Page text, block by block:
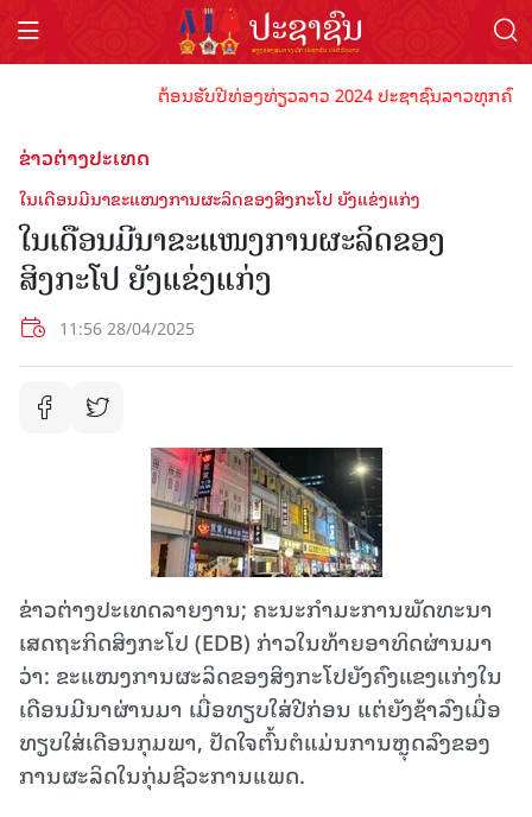
ຕ້ອນຮັບປີທ່ອງທ່ຽວລາວ 2024 ປະຊາຊົນລາວທຸກຄົນ
ຂ່າວຕ່າງປະເທດ
ໃນເດືອນມີນາຂະແໜງການຜະລິດຂອງສິງກະໂປ ຍັງແຂ່ງແກ່ງ
ໃນເດືອນມີນາຂະແໜງການຜະລິດຂອງ
ສິງກະໂປ ຍັງແຂ່ງແກ່ງ
11:56 28/04/2025
ຂ່າວຕ່າງປະເທດລາຍງານ; ຄະນະກຳມະການພັດທະນາ
ເສດຖະກິດສິງກະໂປ (EDB) ກ່າວໃນທ້າຍອາທິດຜ່ານມາ
ວ່າ: ຂະແໜງການຜະລິດຂອງສິງກະໂປຍັງຄົງແຂງແກ່ງໃນ
ເດືອນມີນາຜ່ານມາ ເມື່ອທຽບໃສ່ປີກ່ອນ ແຕ່ຍັງຊ້າລົງເມື່ອ
ທຽບໃສ່ເດືອນກຸມພາ, ປັດໃຈຕົ້ນຕໍແມ່ນການຫຼຸດລົງຂອງ
ການຜະລິດໃນກຸ່ມຊີວະການແພດ.